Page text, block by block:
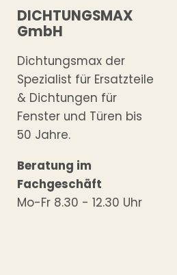
DICHTUNGSMAX
GmbH
Dichtungsmax der
Spezialist für Ersatzteile
& Dichtungen für
Fenster und Türen bis
50 Jahre.
Beratung im
Fachgeschäft
Mo-Fr 8.30 - 12.30 Uhr